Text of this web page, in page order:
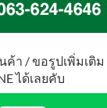
า / ขอรูปเพิ่มเติม
ได้เลยคับ